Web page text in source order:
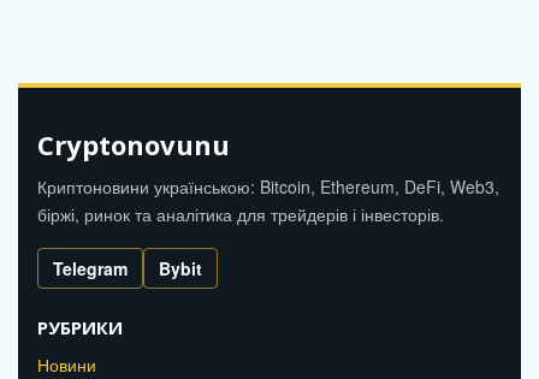
Cryptonovunu
Криптоновини українською: Bitcoin, Ethereum, DeFi, Web3,
біржі, ринок та аналітика для трейдерів і інвесторів.
Telegram Bybit
РУБРИКИ
Новини